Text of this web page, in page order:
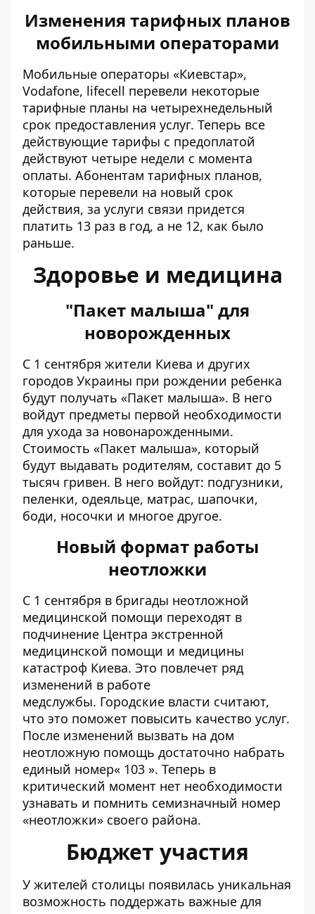
Изменения тарифных планов
мобильными операторами
Мобильные операторы «Киевстар»,
Vodafone, lifecell перевели некоторые
тарифные планы на четырехнедельный
срок предоставления услуг. Теперь все
действующие тарифы с предоплатой
действуют четыре недели с момента
оплаты. Абонентам тарифных планов,
которые перевели на новый срок
действия, за услуги связи придется
платить 13 раз в год, а не 12, как было
раньше.
Здоровье и медицина
"Пакет малыша" для
новорожденных
C 1 сентября жители Киева и других
городов Украины при рождении ребенка
будут получать «Пакет малыша». В него
войдут предметы первой необходимости
для ухода за новонарожденными.
Стоимость «Пакет малыша», который
будут выдавать родителям, составит до 5
тысяч гривен. В него войдут: подгузники,
пеленки, одеяльце, матрас, шапочки,
боди, носочки и многое другое.
Новый формат работы
неотложки
С 1 сентября в бригады неотложной
медицинской помощи переходят в
подчинение Центра экстренной
медицинской помощи и медицины
катастроф Киева. Это повлечет ряд
изменений в работе
медслужбы. Городские власти считают,
что это поможет повысить качество услуг.
После изменений вызвать на дом
неотложную помощь достаточно набрать
единый номер« 103 ». Теперь в
критический момент нет необходимости
узнавать и помнить семизначный номер
«неотложки» своего района.
Бюджет участия
У жителей столицы появилась уникальная
возможность поддержать важные для